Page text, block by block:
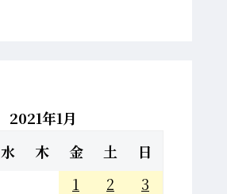
2021年1月
水 木 金 土
日
1
2
3